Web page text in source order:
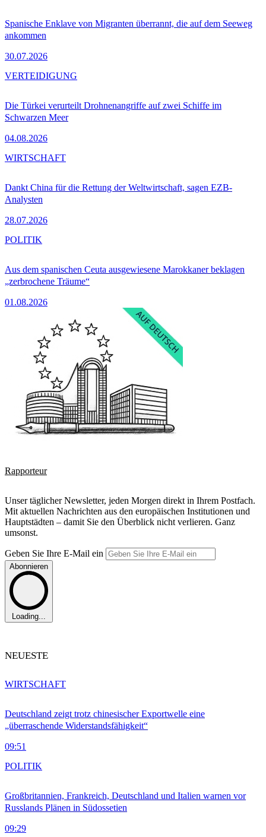
Spanische Enklave von Migranten überrannt, die auf dem Seeweg
ankommen
30.07.2026
Die Türkei verurteilt Drohnenangriffe auf zwei Schiffe im
Schwarzen Meer
04.08.2026
VERTEIDIGUNG
Dankt China für die Rettung der Weltwirtschaft, sagen EZB-
Analysten
28.07.2026
WIRTSCHAFT
Aus dem spanischen Ceuta ausgewiesene Marokkaner beklagen
„zerbrochene Träume“
01.08.2026
POLITIK
Rapporteur
Unser täglicher Newsletter, jeden Morgen direkt in Ihrem Postfach.
Mit aktuellen Nachrichten aus den europäischen Institutionen und
Hauptstädten – damit Sie den Überblick nicht verlieren. Ganz
umsonst.
Geben Sie Ihre E-Mail ein
Abonnieren
Loading...
NEUESTE
Deutschland zeigt trotz chinesischer Exportwelle eine
„überraschende Widerstandsfähigkeit“
09:51
WIRTSCHAFT
Großbritannien, Frankreich, Deutschland und Italien warnen vor
Russlands Plänen in Südossetien
09:29
POLITIK